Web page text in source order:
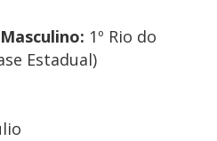
1º Rio do
Estadual)